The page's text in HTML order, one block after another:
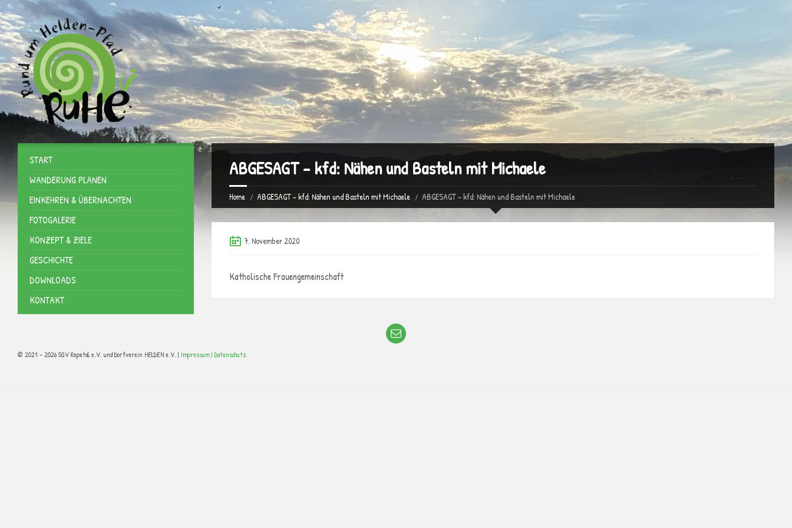
ABGESAGT – kfd: Nähen und Basteln mit Michaele
Home ABGESAGT – kfd: Nähen und Basteln mit Michaele ABGESAGT – kfd: Nähen und Basteln mit Michaele
7. November 2020
Katholische Frauengemeinschaft
START
WANDERUNG PLANEN
EINKEHREN & ÜBERNACHTEN
FOTOGALERIE
KONZEPT & ZIELE
GESCHICHTE
DOWNLOADS
KONTAKT
© 2021 - 2026 SGV Repetal e.V. und Dorfverein HELDEN e.V. | Impressum | Datenschutz